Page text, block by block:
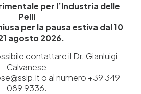
Media
Tutela Whistleblowing
Amministrazione Trasparente
per l’Industria delle
Pelli
per la pausa estiva dal 10
agosto 2026.
contattare il Dr. Gianluigi
Calvanese
o al numero +39 349
089 9336.